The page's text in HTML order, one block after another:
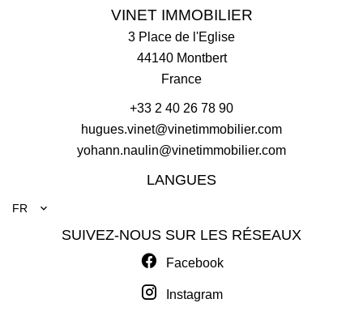
VINET IMMOBILIER
3 Place de l'Eglise
44140Montbert
France
+33 2 40 26 78 90
hugues.vinet@vinetimmobilier.com
yohann.naulin@vinetimmobilier.com
LANGUES
FR
SUIVEZ-NOUS SUR LES RÉSEAUX
Facebook
Instagram